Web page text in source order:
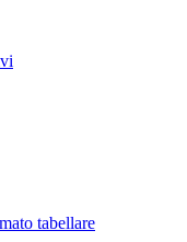
tabellare